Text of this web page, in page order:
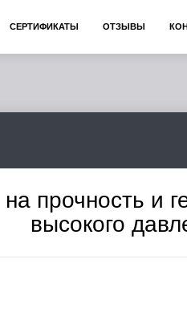
СЕРТИФИКАТЫ ОТЗЫВЫ
прочность и
высокого